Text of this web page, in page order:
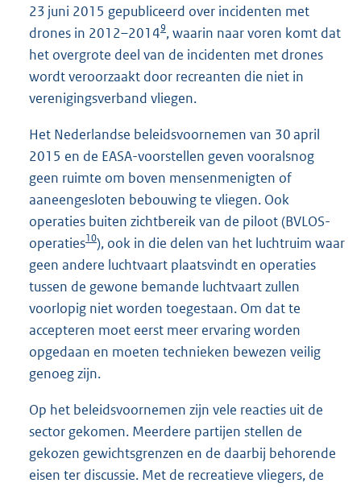
23 juni 2015 gepubliceerd over incidenten met
drones in 2012–20149, waarin naar voren komt dat
het overgrote deel van de incidenten met drones
wordt veroorzaakt door recreanten die niet in
verenigingsverband vliegen.
Het Nederlandse beleidsvoornemen van 30 april
2015 en de EASA-voorstellen geven vooralsnog
geen ruimte om boven mensenmenigten of
aaneengesloten bebouwing te vliegen. Ook
operaties buiten zichtbereik van de piloot (BVLOS-
operaties10), ook in die delen van het luchtruim waar
geen andere luchtvaart plaatsvindt en operaties
tussen de gewone bemande luchtvaart zullen
voorlopig niet worden toegestaan. Om dat te
accepteren moet eerst meer ervaring worden
opgedaan en moeten technieken bewezen veilig
genoeg zijn.
Op het beleidsvoornemen zijn vele reacties uit de
sector gekomen. Meerdere partijen stellen de
gekozen gewichtsgrenzen en de daarbij behorende
eisen ter discussie. Met de recreatieve vliegers, de